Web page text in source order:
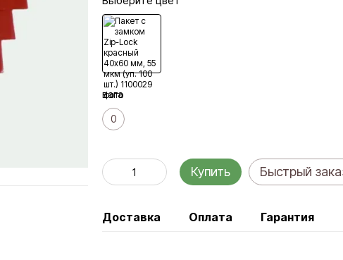
вага
0
Купить Быстрый
Доставка Оплата Гарантия